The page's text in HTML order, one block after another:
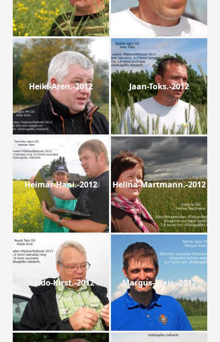
Heiki-Aren.-2012 Jaan-Toks.-2012
Heimar-Hani.-2012 Helina-Martmann.-2012
Kaido-Kirst.-2012 Margus-Klais.-2012